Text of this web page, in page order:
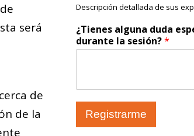
será
de
de la
Descripción detallada de sus
¿Tienes alguna duda
durante la sesión?*
Registrarme